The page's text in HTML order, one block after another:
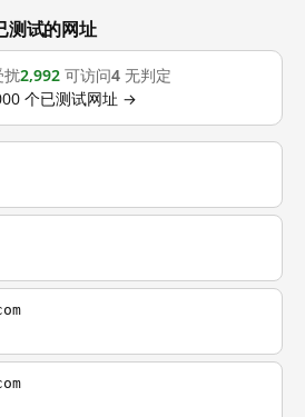
试的网址
扰2,992 可访问4 无判定
个已测试网址 →